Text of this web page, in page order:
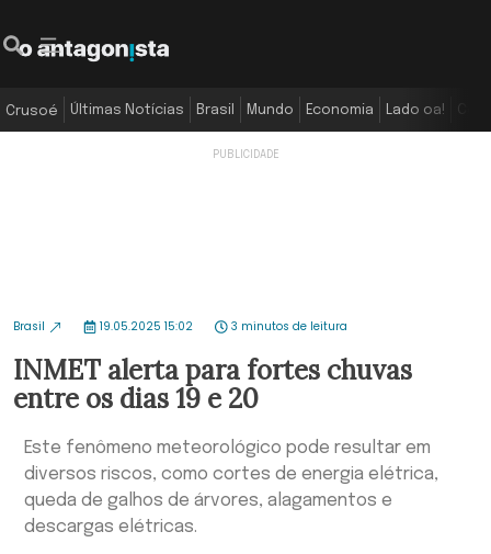
Crusoé Últimas Notícias Brasil Mundo Economia Lado oa!
Brasil 19.05.2025 15:02 3 minutos de leitura
INMET alerta para fortes chuvas
entre os dias 19 e 20
Este fenômeno meteorológico pode resultar em
diversos riscos, como cortes de energia elétrica,
queda de galhos de árvores, alagamentos e
descargas elétricas.